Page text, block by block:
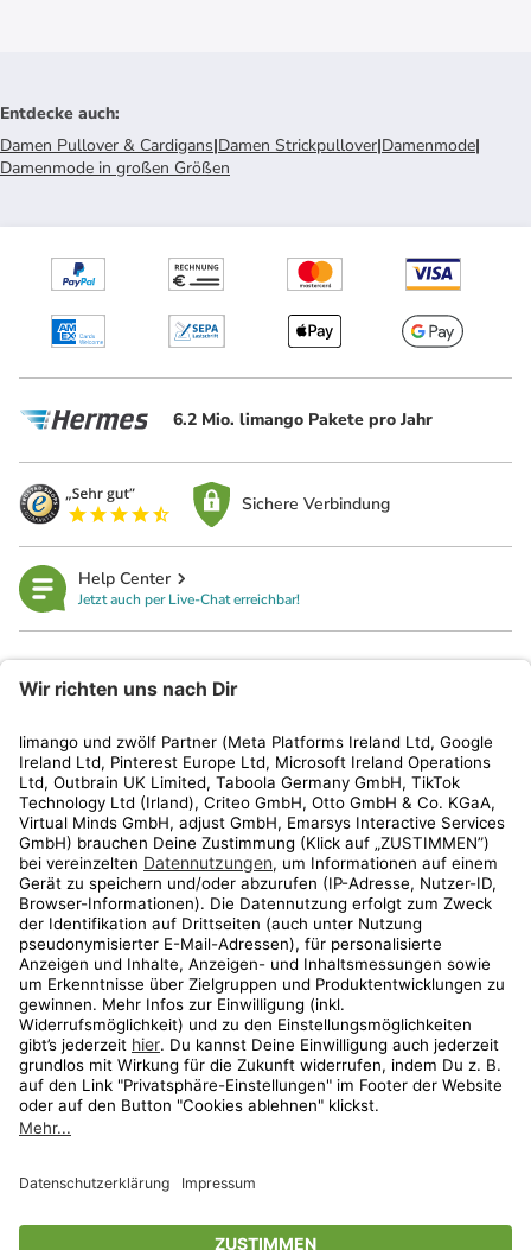
Entdecke auch:
Damen Pullover & Cardigans|Damen Strickpullover|Damenmode|
Damenmode in großen Größen
6.2 Mio. limango Pakete pro Jahr
Sichere Verbindung
Help Center
Jetzt auch per Live-Chat erreichbar!
Kundenservice
Shop
Aktionen
Travel